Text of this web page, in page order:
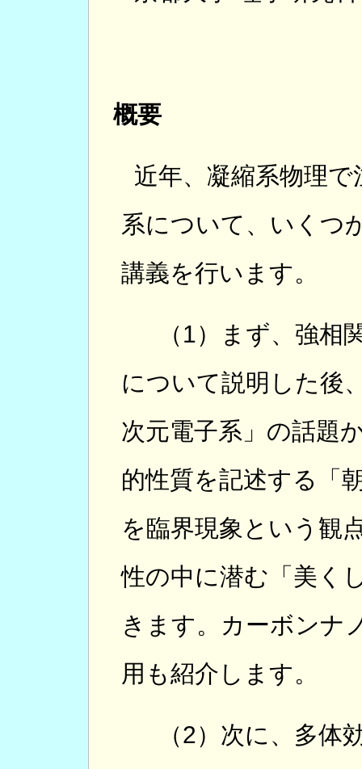
概要
近年、凝縮系物理
系について、いくつ
講義を行います。
（1）まず、強相
について説明した後
次元電子系」の話題
的性質を記述する「
を臨界現象という観
性の中に潜む「美く
きます。カーボンナ
用も紹介します。
（2）次に、多体